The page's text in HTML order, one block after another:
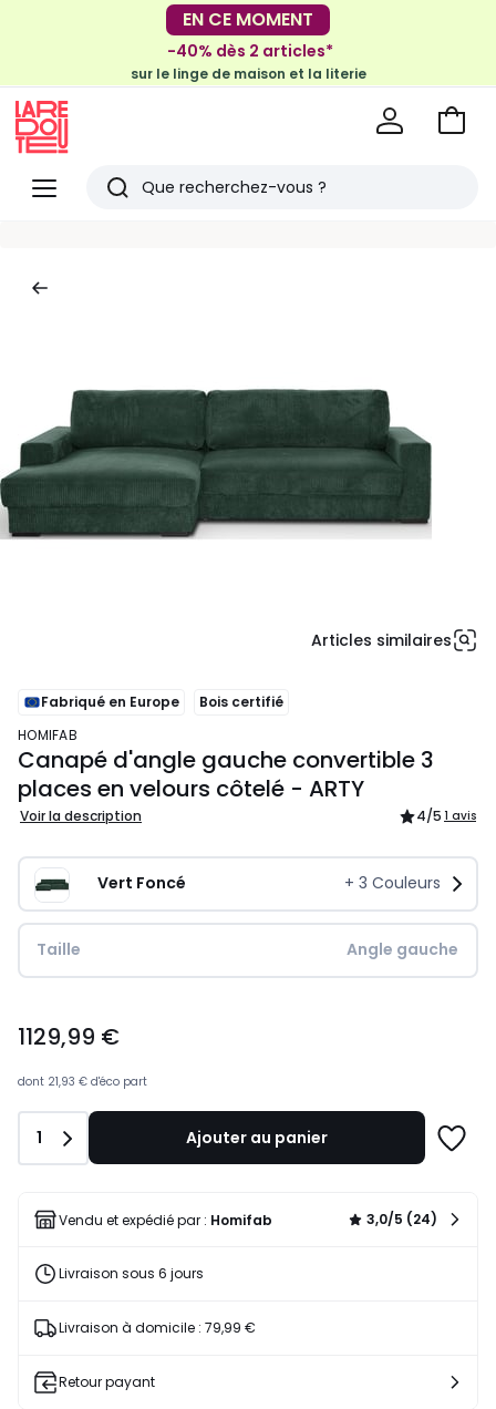
-30€ tous les 100€*
sur le meuble & la déco
EN CE MOMENT
-40% dès 2 articles*
sur le linge de maison et la literie
Menu
Redoute
Rechercher
Voir
Articles similaires
Fabriqué en Europe
Bois certifié
HOMIFAB
Canapé d'angle gauche convertible 3
places en velours côtelé - ARTY
Voir la description 4/5 1 avis
Vert Foncé + 3 Couleurs
Taille Angle gauche
€.
1129,99 €
dont 21,93 € d'éco part
Quantité
1 Ajouter au panier
liste
Vendu et expédié par : Homifab 3,0/5 (24)
Livraison sous 6 jours
Livraison à domicile : 79,99 €
Retour payant